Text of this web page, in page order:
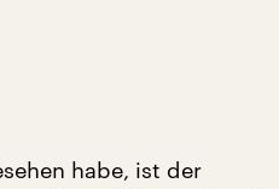
habe, ist der